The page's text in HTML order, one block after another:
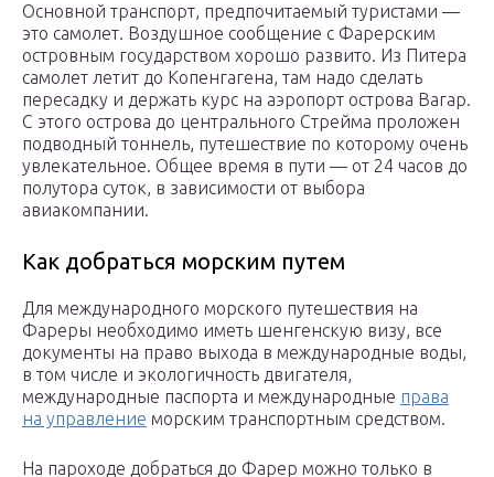
Основной транспорт, предпочитаемый туристами —
это самолет. Воздушное сообщение с Фарерским
островным государством хорошо развито. Из Питера
самолет летит до Копенгагена, там надо сделать
пересадку и держать курс на аэропорт острова Вагар.
С этого острова до центрального Стрейма проложен
подводный тоннель, путешествие по которому очень
увлекательное. Общее время в пути — от 24 часов до
полутора суток, в зависимости от выбора
авиакомпании.
Как добраться морским путем
Для международного морского путешествия на
Фареры необходимо иметь шенгенскую визу, все
документы на право выхода в международные воды,
в том числе и экологичность двигателя,
международные паспорта и международные права
на управление морским транспортным средством.
На пароходе добраться до Фарер можно только в